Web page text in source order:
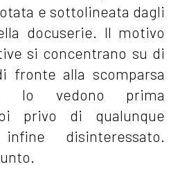
e sottolineata dagli
docuserie. Il motivo
si concentrano su di
fronte alla scomparsa
lo vedono prima
privo di qualunque
disinteressato.